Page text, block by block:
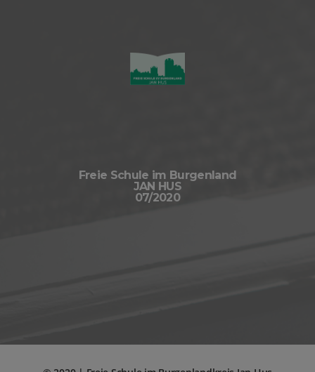
Freie Schule im Burgenland
JAN HUS
07/2020